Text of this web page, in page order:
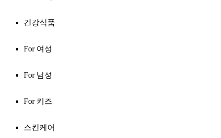
건강식품
For 여성
For 남성
For 키즈
스킨케어